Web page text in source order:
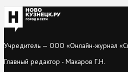
Учредитель — ООО «Онлайн-журнал
Главный редактор - Макаров Г.Н.